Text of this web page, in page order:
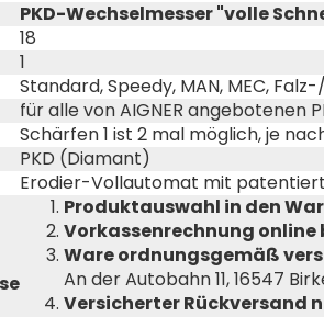
PKD-Wechselmesser "volle
18
1
Standard, Speedy, MAN, MEC,
für alle von AIGNER angebotenen
Schärfen 1 ist 2 mal möglich, je
PKD (Diamant)
Erodier-Vollautomat mit
Produktauswahl in den
Vorkassenrechnung online
Ware ordnungsgemäß
An der Autobahn 11, 16547
Versicherter Rückversand